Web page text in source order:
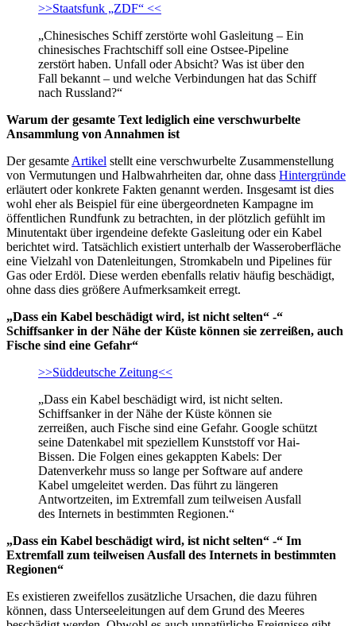
>>Staatsfunk „ZDF“ <<
„Chinesisches Schiff zerstörte wohl Gasleitung – Ein
chinesisches Frachtschiff soll eine Ostsee-Pipeline
zerstört haben. Unfall oder Absicht? Was ist über den
Fall bekannt – und welche Verbindungen hat das Schiff
nach Russland?“
Warum der gesamte Text lediglich eine verschwurbelte
Ansammlung von Annahmen ist
Der gesamte Artikel stellt eine verschwurbelte Zusammenstellung
von Vermutungen und Halbwahrheiten dar, ohne dass Hintergründe
erläutert oder konkrete Fakten genannt werden. Insgesamt ist dies
wohl eher als Beispiel für eine übergeordneten Kampagne im
öffentlichen Rundfunk zu betrachten, in der plötzlich gefühlt im
Minutentakt über irgendeine defekte Gasleitung oder ein Kabel
berichtet wird. Tatsächlich existiert unterhalb der Wasseroberfläche
eine Vielzahl von Datenleitungen, Stromkabeln und Pipelines für
Gas oder Erdöl. Diese werden ebenfalls relativ häufig beschädigt,
ohne dass dies größere Aufmerksamkeit erregt.
„Dass ein Kabel beschädigt wird, ist nicht selten“ -“
Schiffsanker in der Nähe der Küste können sie zerreißen, auch
Fische sind eine Gefahr“
>>Süddeutsche Zeitung<<
„Dass ein Kabel beschädigt wird, ist nicht selten.
Schiffsanker in der Nähe der Küste können sie
zerreißen, auch Fische sind eine Gefahr. Google schützt
seine Datenkabel mit speziellem Kunststoff vor Hai-
Bissen. Die Folgen eines gekappten Kabels: Der
Datenverkehr muss so lange per Software auf andere
Kabel umgeleitet werden. Das führt zu längeren
Antwortzeiten, im Extremfall zum teilweisen Ausfall
des Internets in bestimmten Regionen.“
„Dass ein Kabel beschädigt wird, ist nicht selten“ -“ Im
Extremfall zum teilweisen Ausfall des Internets in bestimmten
Regionen“
Es existieren zweifellos zusätzliche Ursachen, die dazu führen
können, dass Unterseeleitungen auf dem Grund des Meeres